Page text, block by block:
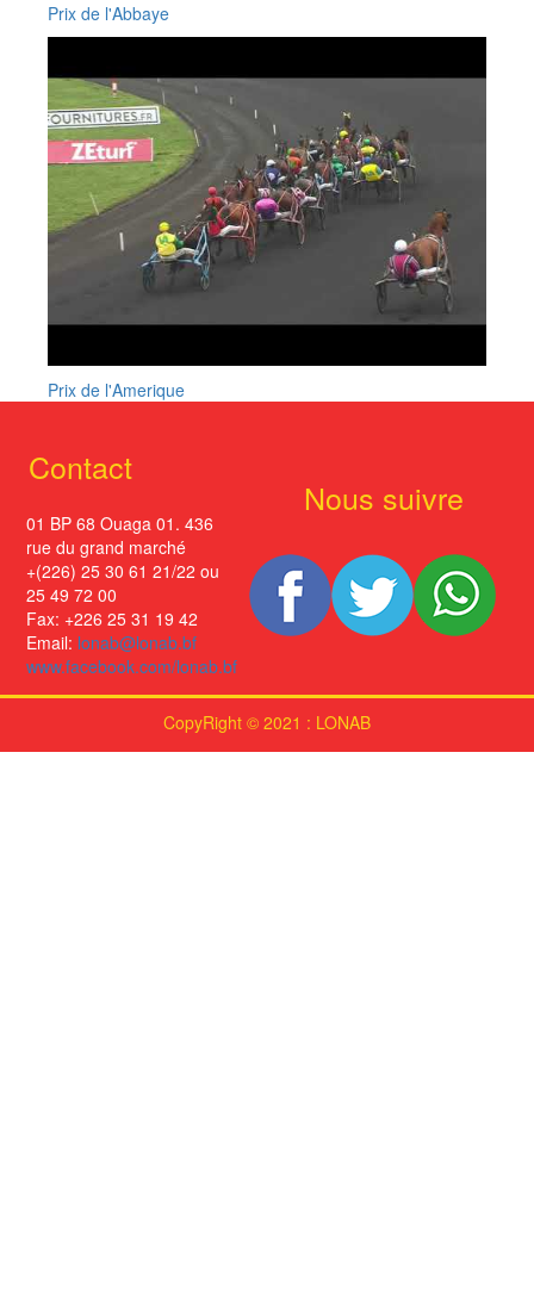
Prix de l'Abbaye
Prix de l'Amerique
Contact
01 BP 68 Ouaga 01. 436
rue du grand marché
+(226) 25 30 61 21/22 ou
25 49 72 00
Fax: +226 25 31 19 42
Email: lonab@lonab.bf
www.facebook.com/lonab.bf
Nous suivre
CopyRight © 2021 : LONAB